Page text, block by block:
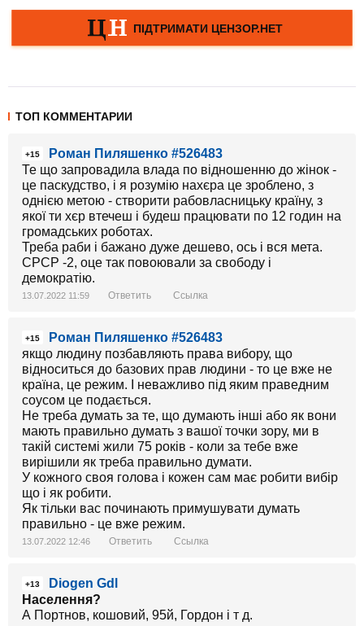
ТОП КОММЕНТАРИИ
+15
Роман Пиляшенко #526483
Те що запровадила влада по відношенню до жінок -
це паскудство, і я розумію нахєра це зроблено, з
однією метою - створити рабовласницьку країну, з
якої ти хєр втечеш і будеш працювати по 12 годин на
громадських роботах.
Треба раби і бажано дуже дешево, ось і вся мета.
СРСР -2, оце так повоювали за свободу і
демократію.
13.07.2022 11:59 Ответить Ссылка
+15
Роман Пиляшенко #526483
якщо людину позбавляють права вибору, що
відноситься до базових прав людини - то це вже не
країна, це режим. І неважливо під яким праведним
соусом це подається.
Не треба думать за те, що думають інші або як вони
мають правильно думать з вашої точки зору, ми в
такій системі жили 75 років - коли за тебе вже
вирішили як треба правильно думати.
У кожного своя голова і кожен сам має робити вибір
що і як робити.
Як тільки вас починають примушувати думать
правильно - це вже режим.
13.07.2022 12:46 Ответить Ссылка
+13
Diogen Gdl
Населення?
А Портнов, кошовий, 95й, Гордон і т д.